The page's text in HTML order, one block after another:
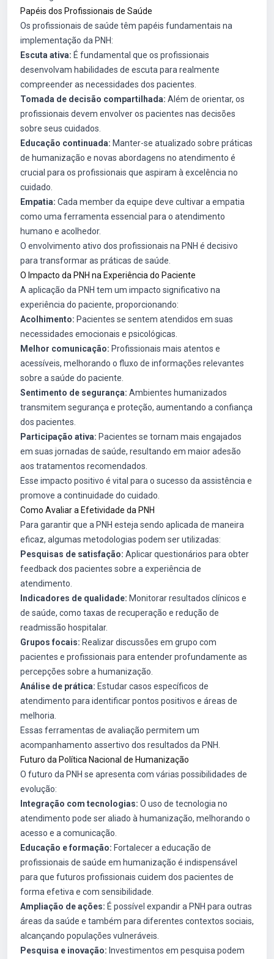
Papéis dos Profissionais de Saúde
Os profissionais de saúde têm papéis fundamentais na
implementação da PNH:
Escuta ativa: É fundamental que os profissionais
desenvolvam habilidades de escuta para realmente
compreender as necessidades dos pacientes.
Tomada de decisão compartilhada: Além de orientar, os
profissionais devem envolver os pacientes nas decisões
sobre seus cuidados.
Educação continuada: Manter-se atualizado sobre práticas
de humanização e novas abordagens no atendimento é
crucial para os profissionais que aspiram à excelência no
cuidado.
Empatia: Cada member da equipe deve cultivar a empatia
como uma ferramenta essencial para o atendimento
humano e acolhedor.
O envolvimento ativo dos profissionais na PNH é decisivo
para transformar as práticas de saúde.
O Impacto da PNH na Experiência do Paciente
A aplicação da PNH tem um impacto significativo na
experiência do paciente, proporcionando:
Acolhimento: Pacientes se sentem atendidos em suas
necessidades emocionais e psicológicas.
Melhor comunicação: Profissionais mais atentos e
acessíveis, melhorando o fluxo de informações relevantes
sobre a saúde do paciente.
Sentimento de segurança: Ambientes humanizados
transmitem segurança e proteção, aumentando a confiança
dos pacientes.
Participação ativa: Pacientes se tornam mais engajados
em suas jornadas de saúde, resultando em maior adesão
aos tratamentos recomendados.
Esse impacto positivo é vital para o sucesso da assistência e
promove a continuidade do cuidado.
Como Avaliar a Efetividade da PNH
Para garantir que a PNH esteja sendo aplicada de maneira
eficaz, algumas metodologias podem ser utilizadas:
Pesquisas de satisfação: Aplicar questionários para obter
feedback dos pacientes sobre a experiência de
atendimento.
Indicadores de qualidade: Monitorar resultados clínicos e
de saúde, como taxas de recuperação e redução de
readmissão hospitalar.
Grupos focais: Realizar discussões em grupo com
pacientes e profissionais para entender profundamente as
percepções sobre a humanização.
Análise de prática: Estudar casos específicos de
atendimento para identificar pontos positivos e áreas de
melhoria.
Essas ferramentas de avaliação permitem um
acompanhamento assertivo dos resultados da PNH.
Futuro da Política Nacional de Humanização
O futuro da PNH se apresenta com várias possibilidades de
evolução:
Integração com tecnologias: O uso de tecnologia no
atendimento pode ser aliado à humanização, melhorando o
acesso e a comunicação.
Educação e formação: Fortalecer a educação de
profissionais de saúde em humanização é indispensável
para que futuros profissionais cuidem dos pacientes de
forma efetiva e com sensibilidade.
Ampliação de ações: É possível expandir a PNH para outras
áreas da saúde e também para diferentes contextos sociais,
alcançando populações vulneráveis.
Pesquisa e inovação: Investimentos em pesquisa podem